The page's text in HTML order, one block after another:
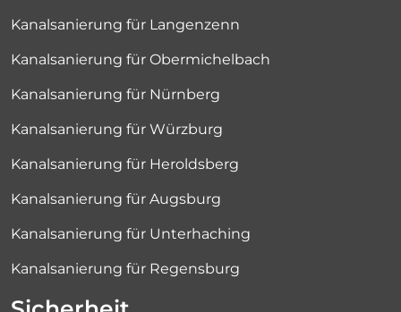
Kanalsanierung für Langenzenn
Kanalsanierung für Obermichelbach
Kanalsanierung für Nürnberg
Kanalsanierung für Würzburg
Kanalsanierung für Heroldsberg
Kanalsanierung für Augsburg
Kanalsanierung für Unterhaching
Kanalsanierung für Regensburg